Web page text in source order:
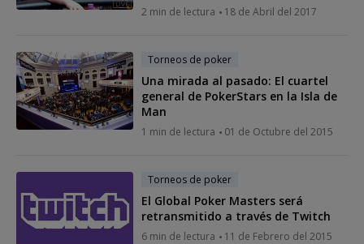
2 min de lectura 18 de Abril del 2017
Torneos de poker
Una mirada al pasado: El cuartel
general de PokerStars en la Isla de
Man
1 min de lectura 01 de Octubre del 2015
Torneos de poker
El Global Poker Masters será
retransmitido a través de Twitch
6 min de lectura 11 de Febrero del 2015